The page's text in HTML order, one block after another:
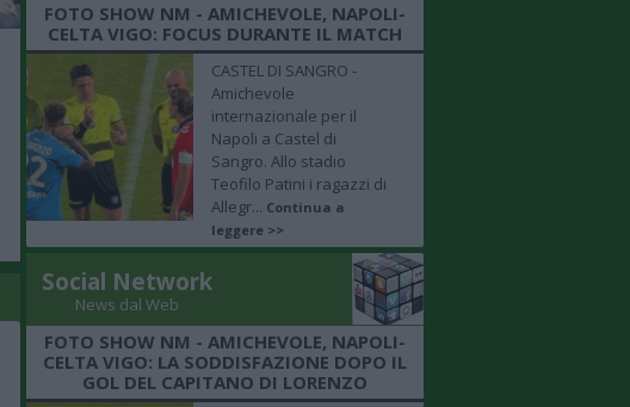
FOTO SHOW NM - AMICHEVOLE, NAPOLI-
CELTA VIGO: FOCUS DURANTE IL MATCH
CASTEL DI SANGRO -
Amichevole
internazionale per il
Napoli a Castel di
Sangro. Allo stadio
Teofilo Patini i ragazzi di
Allegr... Continua a
leggere >>
Social Network
News dal Web
FOTO SHOW NM - AMICHEVOLE, NAPOLI-
CELTA VIGO: LA SODDISFAZIONE DOPO IL
GOL DEL CAPITANO DI LORENZO